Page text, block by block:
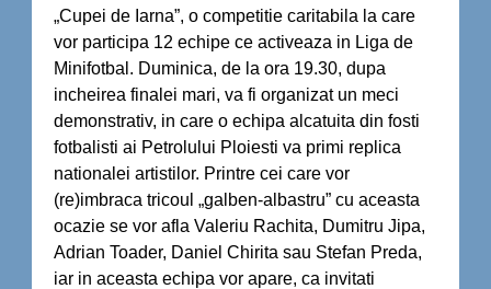
„Cupei de Iarna”, o competitie caritabila la care
vor participa 12 echipe ce activeaza in Liga de
Minifotbal. Duminica, de la ora 19.30, dupa
incheirea finalei mari, va fi organizat un meci
demonstrativ, in care o echipa alcatuita din fosti
fotbalisti ai Petrolului Ploiesti va primi replica
nationalei artistilor. Printre cei care vor
(re)imbraca tricoul „galben-albastru” cu aceasta
ocazie se vor afla Valeriu Rachita, Dumitru Jipa,
Adrian Toader, Daniel Chirita sau Stefan Preda,
iar in aceasta echipa vor apare, ca invitati